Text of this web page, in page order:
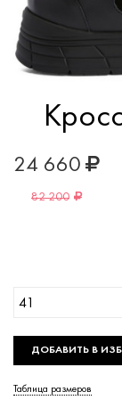
24 660
82 200
41
ДОБАВИТЬ В
Таблица размеров